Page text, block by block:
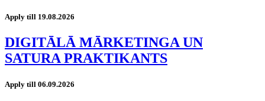
Apply till 19.08.2026
DIGITĀLĀ MĀRKETINGA UN
SATURA PRAKTIKANTS
Apply till 06.09.2026